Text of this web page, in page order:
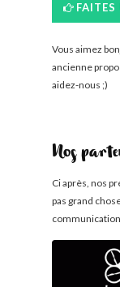
Vous aimez
ancienne
aidez-nous ;)
Nos
Ci après, nos
pas grand